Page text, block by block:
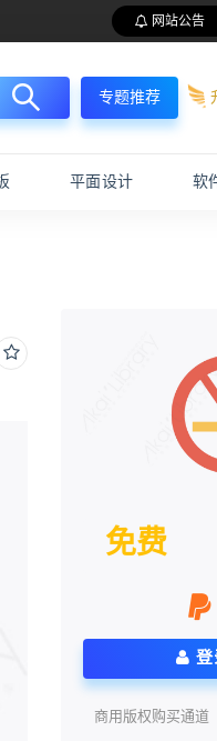
网站公告
专题推荐
平面设计 软
免费
登
商用版权购买通道